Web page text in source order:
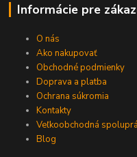
Informácie pre
O nás
Ako nakupovať
Obchodné podmienky
Doprava a platba
Ochrana súkromia
Kontakty
Veľkoobchodná
Blog